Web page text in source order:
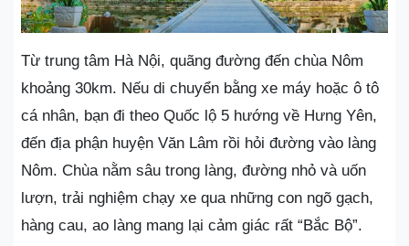
Từ trung tâm Hà Nội, quãng đường đến chùa Nôm
khoảng 30km. Nếu di chuyển bằng xe máy hoặc ô tô
cá nhân, bạn đi theo Quốc lộ 5 hướng về Hưng Yên,
đến địa phận huyện Văn Lâm rồi hỏi đường vào làng
Nôm. Chùa nằm sâu trong làng, đường nhỏ và uốn
lượn, trải nghiệm chạy xe qua những con ngõ gạch,
hàng cau, ao làng mang lại cảm giác rất “Bắc Bộ”.